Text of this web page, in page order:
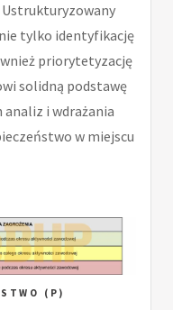
Ustrukturyzowany
tylko identyfikację
priorytetyzację
solidną podstawę
analiz i wdrażania
w miejscu
(P)